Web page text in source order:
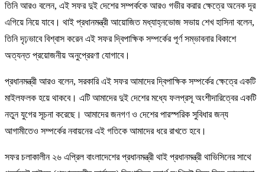
তিনি আরও বলেন, এই সফর দুই দেশের সম্পর্ককে আরও গভীর করার ক্ষেত্রে অনেক দূর
এগিয়ে নিয়ে যাবে। থাই প্রধানমন্ত্রী আয়োজিত মধ্যাহ্নভোজ সভায় শেখ হাসিনা বলেন,
তিনি দৃঢ়ভাবে বিশ্বাস করেন এই সফর দ্বিপাক্ষিক সম্পর্কের পূর্ণ সম্ভাবনার বিকাশে
অত্যন্ত প্রয়োজনীয় অনুপ্রেরণা যোগাবে।
প্রধানমন্ত্রী আরও বলেন, সরকারি এই সফর আমাদের দ্বিপাক্ষিক সম্পর্কের ক্ষেত্রে একটি
মাইলফলক হয়ে থাকবে। এটি আমাদের দুই দেশের মধ্যে ফলপ্রসূ অংশীদারিত্বের একটি
নতুন যুগের সূচনা করেছে। আমাদের জনগণ ও দেশের পারস্পরিক সুবিধার জন্য
আগামীতেও সম্পর্কের নবায়নের এই গতিকে আমাদের ধরে রাখতে হবে।
সফর চলাকালীন ২৬ এপ্রিল বাংলাদেশের প্রধানমন্ত্রী থাই প্রধানমন্ত্রী থাভিসিনের সাথে